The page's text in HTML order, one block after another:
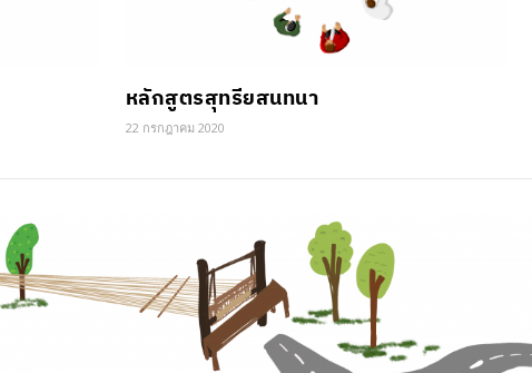
หลักสูตรสุทรียสนทนา
22 กรกฎาคม 2020